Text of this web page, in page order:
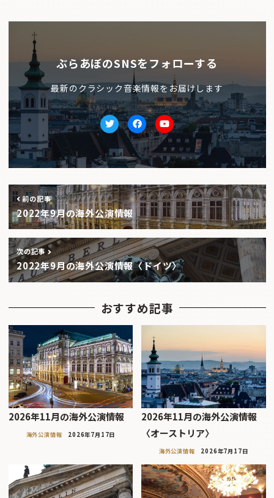
ぶらあぼのSNSをフォローする
最新のクラシック音楽情報をお届けします
TwitterfacebookYoutube
前の記事
2022年9月の海外公演情報
次の記事
2022年9月の海外公演情報〈ドイツ〉
おすすめ記事
2026年11月の海外公演情報
海外公演情報 2026年7月17日
2026年11月の海外公演情報
〈オーストリア〉
海外公演情報 2026年7月17日